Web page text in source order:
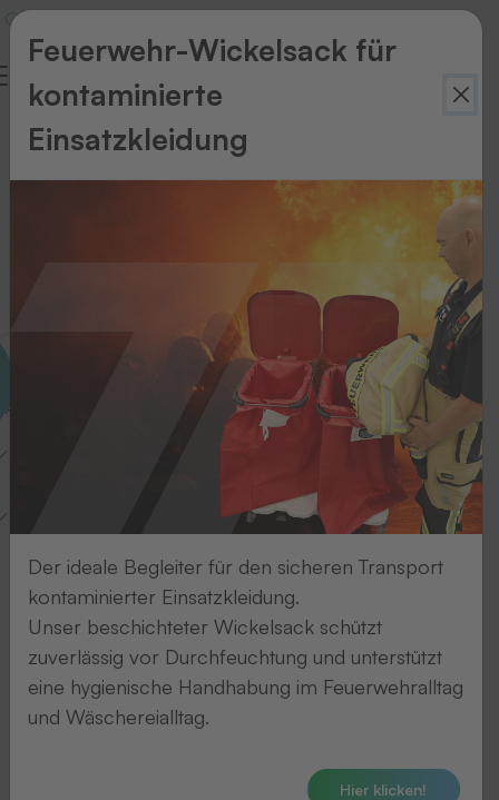
Offene
Stellenangebote
Ausbildung
4
Jobs
in
allen
Feuerwehr-Wickelsack für
kontaminierte
Einsatzkleidung
Der ideale Begleiter für den sicheren Transport
kontaminierter Einsatzkleidung.
Unser beschichteter Wickelsack schützt
zuverlässig vor Durchfeuchtung und unterstützt
eine hygienische Handhabung im Feuerwehralltag
und Wäschereialltag.
Hier klicken!